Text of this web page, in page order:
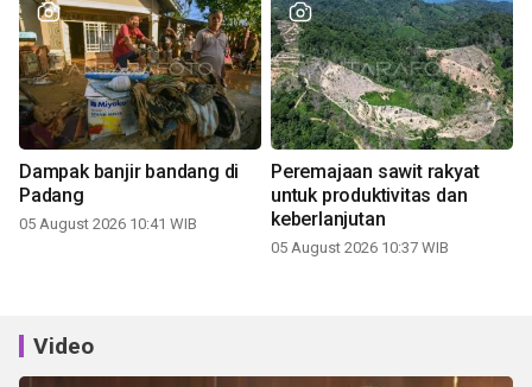
Dampak banjir bandang di
Padang
05 August 2026 10:41 WIB
Peremajaan sawit rakyat
untuk produktivitas dan
keberlanjutan
05 August 2026 10:37 WIB
Video